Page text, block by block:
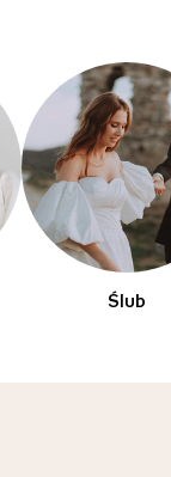
Ślub